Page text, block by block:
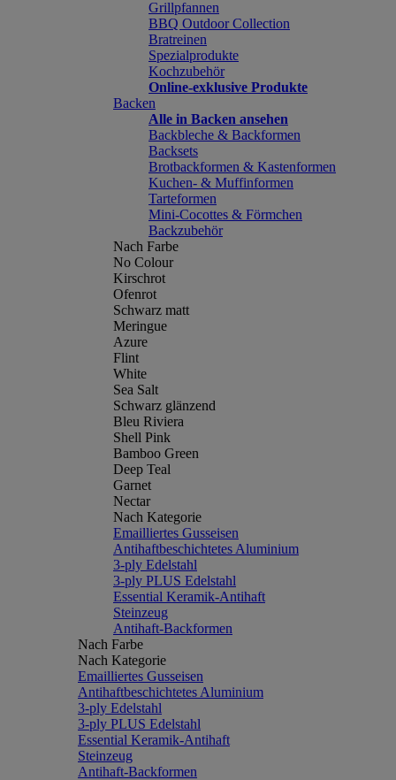
Grillpfannen
BBQ Outdoor Collection
Bratreinen
Spezialprodukte
Kochzubehör
Online-exklusive Produkte
Backen
Alle in Backen ansehen
Backbleche & Backformen
Backsets
Brotbackformen & Kastenformen
Kuchen- & Muffinformen
Tarteformen
Mini-Cocottes & Förmchen
Backzubehör
Nach Farbe
No Colour
Kirschrot
Ofenrot
Schwarz matt
Meringue
Azure
Flint
White
Sea Salt
Schwarz glänzend
Bleu Riviera
Shell Pink
Bamboo Green
Deep Teal
Garnet
Nectar
Nach Kategorie
Emailliertes Gusseisen
Antihaftbeschichtetes Aluminium
3-ply Edelstahl
3-ply PLUS Edelstahl
Essential Keramik-Antihaft
Steinzeug
Antihaft-Backformen
Nach Farbe
Nach Kategorie
Emailliertes Gusseisen
Antihaftbeschichtetes Aluminium
3-ply Edelstahl
3-ply PLUS Edelstahl
Essential Keramik-Antihaft
Steinzeug
Antihaft-Backformen